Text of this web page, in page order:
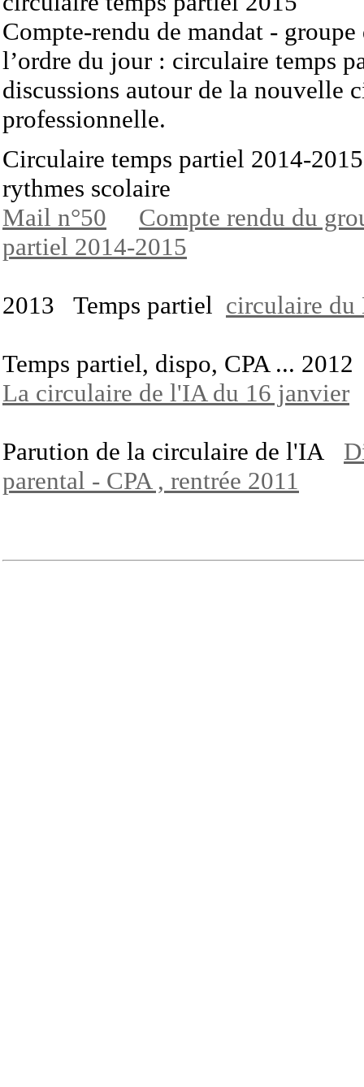
Compte-rendu de mandat -
l’ordre du jour : circulaire temps
discussions autour de la nouvelle
professionnelle.
Circulaire temps partiel 2014-
rythmes scolaire
Mail n°50
Compte rendu du
partiel 2014-2015
2013 Temps partiel circulaire du
Temps partiel, dispo, CPA ... 2012
La circulaire de l'IA du 16 janvier
Parution de la circulaire de l'IA
parental - CPA , rentrée 2011